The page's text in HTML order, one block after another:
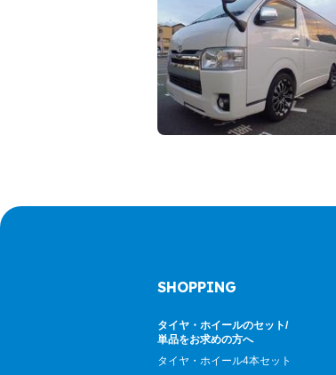
SHOPPING
タイヤ・ホイールのセット/
単品をお求めの方へ
タイヤ・ホイール4本セット